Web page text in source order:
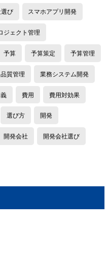
び スマホアプリ開発
ジェクト管理
予算 予算策定 予算管理
品質管理 業務システム開発
費用 費用対効果
選び方 開発
開発会社 開発会社選び